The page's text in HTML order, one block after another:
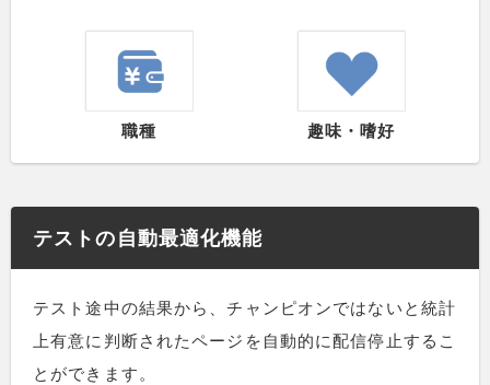
職種 趣味・嗜好
テストの自動最適化機能
テスト途中の結果から、チャンピオンではないと統計
上有意に判断されたページを自動的に配信停止するこ
とができます。